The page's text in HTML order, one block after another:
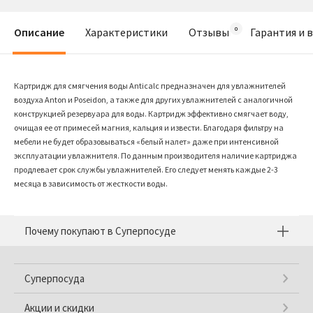
Описание Характеристики Отзывы Гарантия и
Картридж для смягчения воды Anticalc предназначен для увлажнителей
воздуха Anton и Poseidon, а также для других увлажнителей с аналогичной
конструкцией резервуара для воды. Картридж эффективно смягчает воду,
очищая ее от примесей магния, кальция и извести. Благодаря фильтру на
мебели не будет образовываться «белый налет» даже при интенсивной
эксплуатации увлажнителя. По данным производителя наличие картриджа
продлевает срок службы увлажнителей. Его следует менять каждые 2-3
месяца в зависимость от жесткости воды.
Почему покупают в Суперпосуде
Суперпосуда
Акции и скидки